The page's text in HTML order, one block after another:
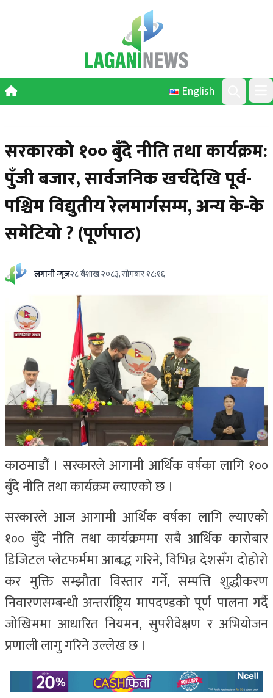
English
Search
सरकारको १०० बुँदे नीति तथा कार्यक्रम:
पुँजी बजार, सार्वजनिक खर्चदेखि पूर्व-
पश्चिम विद्युतीय रेलमार्गसम्म, अन्य के-के
समेटियो ? (पूर्णपाठ)
लगानी न्यूज२८ बैशाख २०८३, सोमबार १८:१६
काठमाडौं । सरकारले आगामी आर्थिक वर्षका लागि १००
बुँदे नीति तथा कार्यक्रम ल्याएको छ ।
सरकारले आज आगामी आर्थिक वर्षका लागि ल्याएको
१०० बुँदे नीति तथा कार्यक्रममा सबै आर्थिक कारोबार
डिजिटल प्लेटफर्ममा आबद्ध गरिने, विभिन्न देशसँग दोहोरो
कर मुक्ति सम्झौता विस्तार गर्ने, सम्पत्ति शुद्धीकरण
निवारणसम्बन्धी अन्तर्राष्ट्रिय मापदण्डको पूर्ण पालना गर्दै
जोखिममा आधारित नियमन, सुपरीवेक्षण र अभियोजन
प्रणाली लागु गरिने उल्लेख छ ।